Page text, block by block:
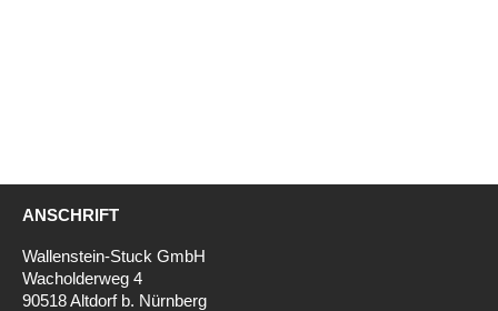
ANSCHRIFT
Wallenstein-Stuck GmbH
Wacholderweg 4
90518 Altdorf b. Nürnberg